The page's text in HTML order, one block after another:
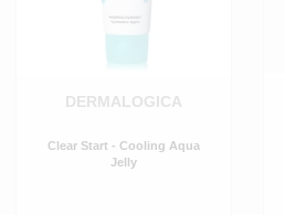
DERMALOGICA
Clear Start - Cooling Aqua
Jelly